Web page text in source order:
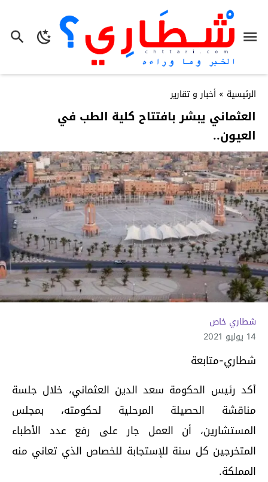
الرئيسية » أخبار و تقارير
العثماني يبشر بافتتاح كلية الطب في
العيون..
شطاري خاص
14 يوليو 2021
شطاري-متابعة
أكد رئيس الحكومة سعد الدين العثماني، خلال جلسة
مناقشة الحصيلة المرحلية لحكومته، بمجلس
المستشارين، أن العمل جار على رفع عدد الأطباء
المتخرجين كل سنة للإستجابة للخصاص الذي تعاني منه
المملكة.